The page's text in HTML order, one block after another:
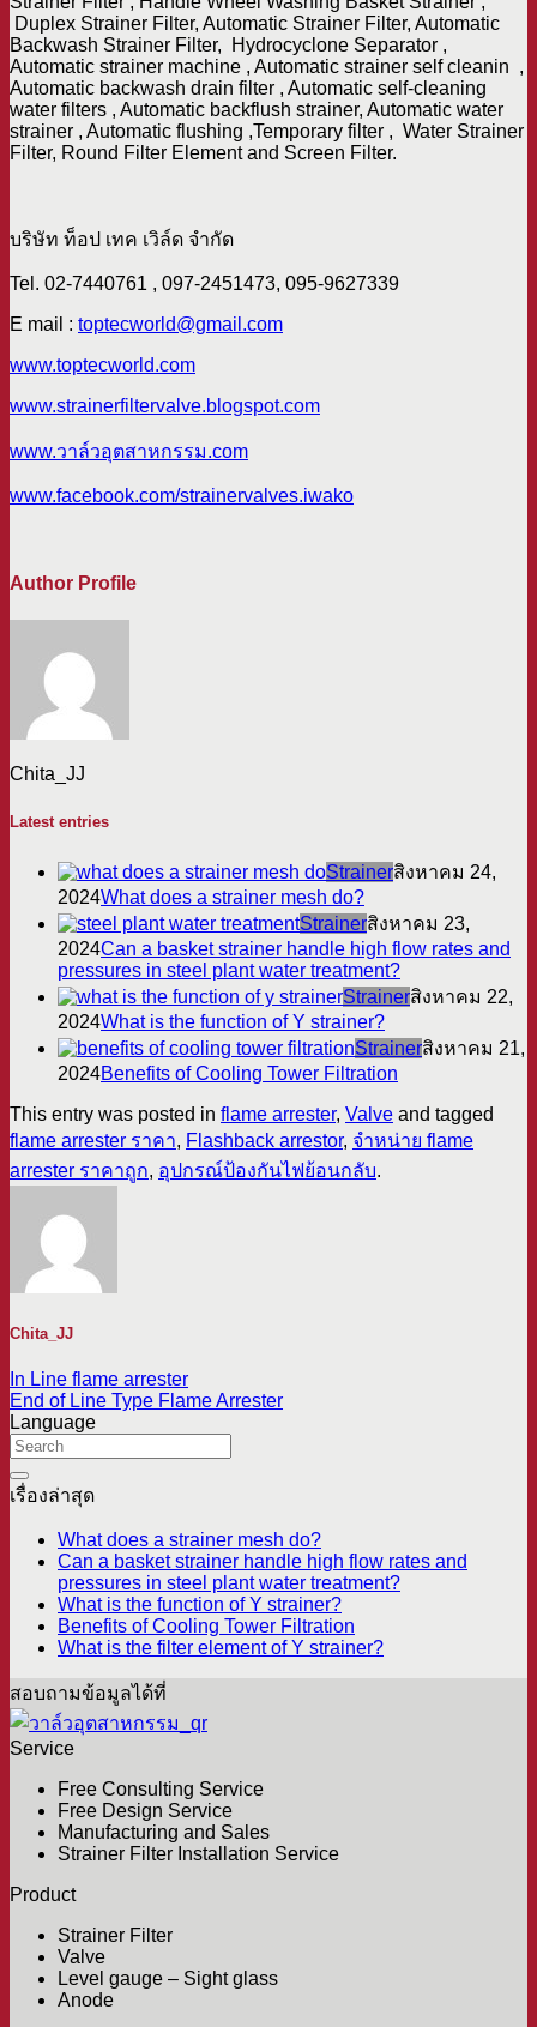
Duplex Strainer Filter, Automatic Strainer Filter, Automatic
Backwash Strainer Filter, Hydrocyclone Separator ,
Automatic strainer machine , Automatic strainer self cleanin ,
Automatic backwash drain filter , Automatic self-cleaning
water filters , Automatic backflush strainer, Automatic water
strainer , Automatic flushing ,Temporary filter , Water Strainer
Filter, Round Filter Element and Screen Filter.
บริษัท ท็อป เทค เวิล์ด จำกัด
Tel. 02-7440761 , 097-2451473, 095-9627339
E mail : toptecworld@gmail.com
www.toptecworld.com
www.strainerfiltervalve.blogspot.com
www.วาล์วอุตสาหกรรม.com
www.facebook.com/strainervalves.iwako
Author Profile
Chita_JJ
Latest entries
Strainerสิงหาคม 24,
2024What does a strainer mesh do?
Strainerสิงหาคม 23,
2024Can a basket strainer handle high flow rates and
pressures in steel plant water treatment?
Strainerสิงหาคม 22,
2024What is the function of Y strainer?
Strainerสิงหาคม 21,
2024Benefits of Cooling Tower Filtration
This entry was posted in flame arrester, Valve and tagged
flame arrester ราคา, Flashback arrestor, จำหน่าย flame
arrester ราคาถูก, อุปกรณ์ป้องกันไฟย้อนกลับ.
Chita_JJ
In Line flame arrester
End of Line Type Flame Arrester
Language
เรื่องล่าสุด
What does a strainer mesh do?
Can a basket strainer handle high flow rates and
pressures in steel plant water treatment?
What is the function of Y strainer?
Benefits of Cooling Tower Filtration
What is the filter element of Y strainer?
สอบถามข้อมูลได้ที่
Service
Free Consulting Service
Free Design Service
Manufacturing and Sales
Strainer Filter Installation Service
Product
Strainer Filter
Valve
Level gauge – Sight glass
Anode